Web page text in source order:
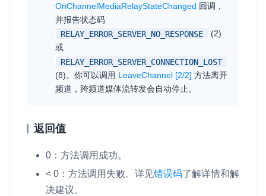
OnChannelMediaRelayStateChanged 回调，
并报告状态码
RELAY_ERROR_SERVER_NO_RESPONSE
(2)
或
RELAY_ERROR_SERVER_CONNECTION_LOST
(8)。你可以调用 LeaveChannel [2/2] 方法离开
频道，跨频道媒体流转发会自动停止。
返回值
0：方法调用成功。
< 0：方法调用失败。详见错误码了解详情和解
决建议。